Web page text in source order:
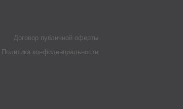
Договор публичной оферты
Политика конфиденциальности